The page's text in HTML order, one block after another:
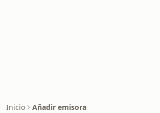
Inicio Añadir emisora